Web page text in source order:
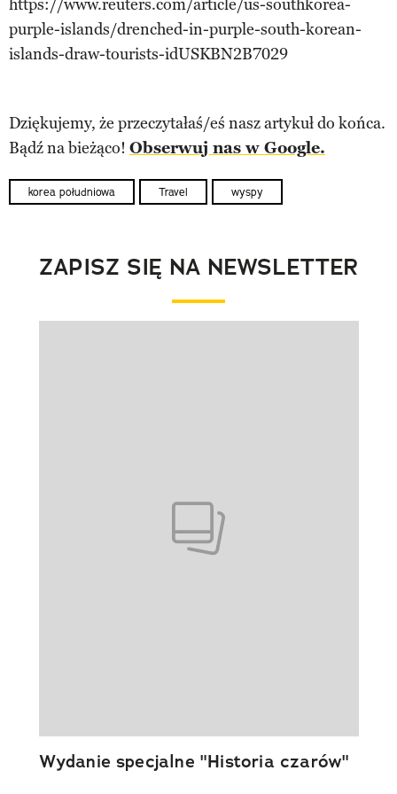
https://www.reuters.com/article/us-southkorea-
purple-islands/drenched-in-purple-south-korean-
islands-draw-tourists-idUSKBN2B7029
Dziękujemy, że przeczytałaś/eś nasz artykuł do końca.
Bądź na bieżąco! Obserwuj nas w Google.
korea południowa Travel wyspy
ZAPISZ SIĘ NA NEWSLETTER
Wydanie specjalne "Historia czarów"